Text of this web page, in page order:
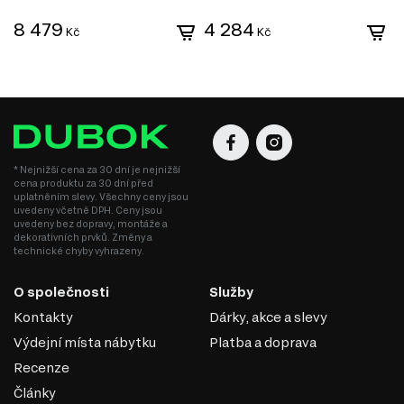
vlhkosti, ultrafialovému záření a mechanickému poškození.
jedinečné designové produkty.
8 479 Kč 4 284 Kč
* Nejnižší cena za 30 dní je nejnižší
cena produktu za 30 dní před
uplatněním slevy. Všechny ceny jsou
uvedeny včetně DPH. Ceny jsou
uvedeny bez dopravy, montáže a
dekorativních prvků. Změny a
technické chyby vyhrazeny.
O společnosti
Kontakty
Výdejní místa nábytku
Recenze
Články
Služby
Dárky, akce a slevy
Platba a doprava